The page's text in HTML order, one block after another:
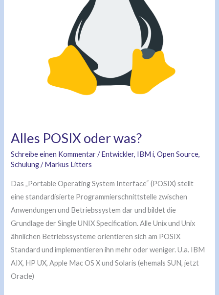
Alles POSIX oder was?
Schreibe einen Kommentar /Entwickler, IBM i,Open Source,
Schulung/Markus Litters
Das „Portable Operating System Interface“ (POSIX) stellt
eine standardisierte Programmierschnittstelle zwischen
Anwendungen und Betriebssystem dar und bildet die
Grundlage der Single UNIX Specification. Alle Unix und Unix
ähnlichen Betriebssysteme orientieren sich am POSIX
Standard und implementieren ihn mehr oder weniger. U.a. IBM
AIX, HP UX, Apple Mac OS X und Solaris (ehemals SUN, jetzt
Oracle)